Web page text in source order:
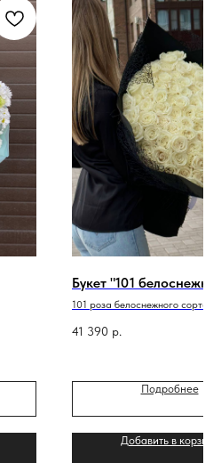
Букет "101
101 роза белоснежного сорта
41 390 р.
Подробнее
Добавить в корзину